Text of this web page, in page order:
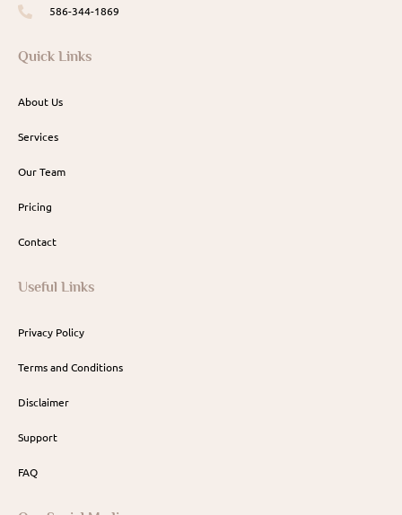
586-344-1869
Quick Links
About Us
Services
Our Team
Pricing
Contact
Useful Links
Privacy Policy
Terms and Conditions
Disclaimer
Support
FAQ